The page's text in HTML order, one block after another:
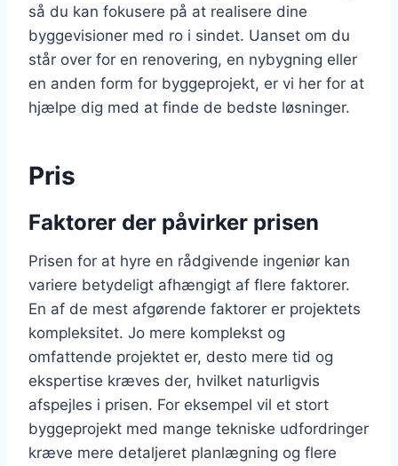
så du kan fokusere på at realisere dine
byggevisioner med ro i sindet. Uanset om du
står over for en renovering, en nybygning eller
en anden form for byggeprojekt, er vi her for at
hjælpe dig med at finde de bedste løsninger.
Pris
Faktorer der påvirker prisen
Prisen for at hyre en rådgivende ingeniør kan
variere betydeligt afhængigt af flere faktorer.
En af de mest afgørende faktorer er projektets
kompleksitet. Jo mere komplekst og
omfattende projektet er, desto mere tid og
ekspertise kræves der, hvilket naturligvis
afspejles i prisen. For eksempel vil et stort
byggeprojekt med mange tekniske udfordringer
kræve mere detaljeret planlægning og flere